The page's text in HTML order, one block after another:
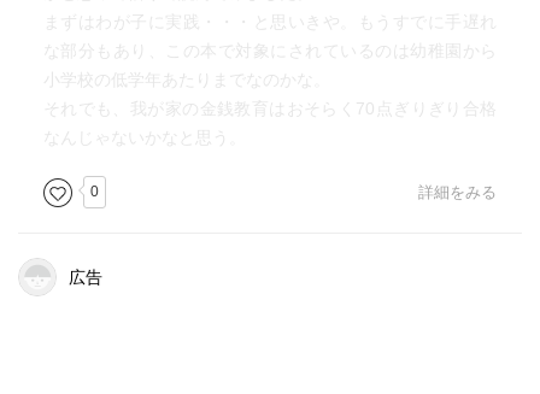
まずはわが子に実践・・・と思いきや。もうすでに手遅れ
な部分もあり、この本で対象にされているのは幼稚園から
小学校の低学年あたりまでなのかな。
それでも、我が家の金銭教育はおそらく70点ぎりぎり合格
なんじゃないかなと思う。
0 詳細をみる
広告